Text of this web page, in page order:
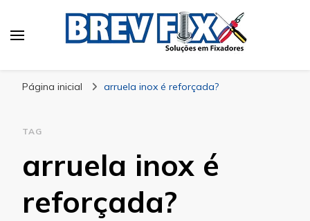
Página inicial arruela inox é reforçada?
TAG
arruela inox é
reforçada?